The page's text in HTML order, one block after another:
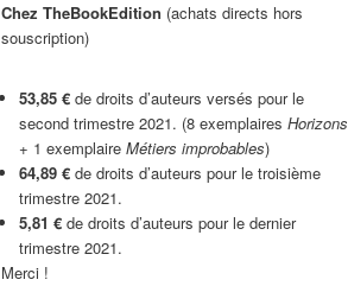
Chez TheBookEdition (achats directs hors
souscription)
53,85 € de droits d’auteurs versés pour le
second trimestre 2021. (8 exemplaires Horizons
+ 1 exemplaire Métiers improbables)
64,89 € de droits d’auteurs pour le troisième
trimestre 2021.
5,81 € de droits d’auteurs pour le dernier
trimestre 2021.
Merci !